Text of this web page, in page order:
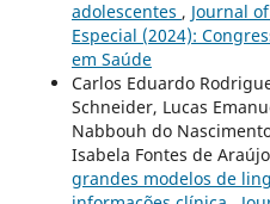
adolescentes , Journal
Especial (2024):
em Saúde
Carlos Eduardo
Schneider, Lucas
Nabbouh do
Isabela Fontes de
grandes modelos de